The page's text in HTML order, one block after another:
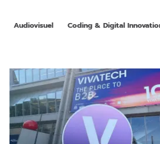
Audiovisuel Coding & Digital